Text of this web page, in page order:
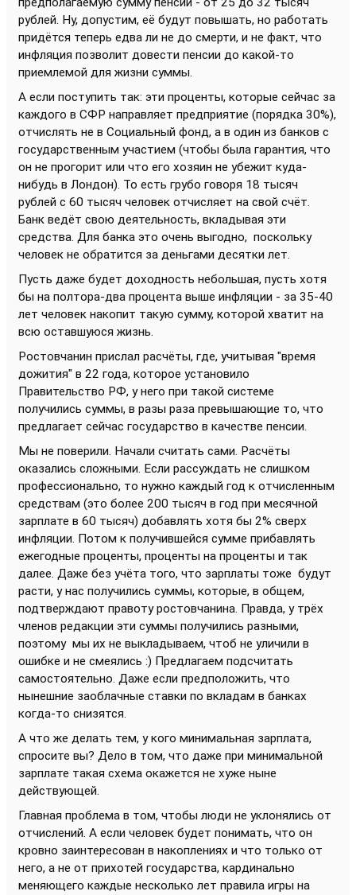
рублей. Ну, допустим, её будут повышать, но работать
придётся теперь едва ли не до смерти, и не факт, что
инфляция позволит довести пенсии до какой-то
приемлемой для жизни суммы.
А если поступить так: эти проценты, которые сейчас за
каждого в СФР направляет предприятие (порядка 30%),
отчислять не в Социальный фонд, а в один из банков с
государственным участием (чтобы была гарантия, что
он не прогорит или что его хозяин не убежит куда-
нибудь в Лондон). То есть грубо говоря 18 тысяч
рублей с 60 тысяч человек отчисляет на свой счёт.
Банк ведёт свою деятельность, вкладывая эти
средства. Для банка это очень выгодно, поскольку
человек не обратится за деньгами десятки лет.
Пусть даже будет доходность небольшая, пусть хотя
бы на полтора-два процента выше инфляции - за 35-40
лет человек накопит такую сумму, которой хватит на
всю оставшуюся жизнь.
Ростовчанин прислал расчёты, где, учитывая "время
дожития" в 22 года, которое установило
Правительство РФ, у него при такой системе
получились суммы, в разы раза превышающие то, что
предлагает сейчас государство в качестве пенсии.
Мы не поверили. Начали считать сами. Расчёты
оказались сложными. Если рассуждать не слишком
профессионально, то нужно каждый год к отчисленным
средствам (это более 200 тысяч в год при месячной
зарплате в 60 тысяч) добавлять хотя бы 2% сверх
инфляции. Потом к получившейся сумме прибавлять
ежегодные проценты, проценты на проценты и так
далее. Даже без учёта того, что зарплаты тоже будут
расти, у нас получились суммы, которые, в общем,
подтверждают правоту ростовчанина. Правда, у трёх
членов редакции эти суммы получились разными,
поэтому мы их не выкладываем, чтоб не уличили в
ошибке и не смеялись :) Предлагаем подсчитать
самостоятельно. Даже если предположить, что
нынешние заоблачные ставки по вкладам в банках
когда-то снизятся.
А что же делать тем, у кого минимальная зарплата,
спросите вы? Дело в том, что даже при минимальной
зарплате такая схема окажется не хуже ныне
действующей.
Главная проблема в том, чтобы люди не уклонялись от
отчислений. А если человек будет понимать, что он
кровно заинтересован в накоплениях и что только от
него, а не от прихотей государства, кардинально
меняющего каждые несколько лет правила игры на